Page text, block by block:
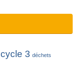
cycle 3 déchets